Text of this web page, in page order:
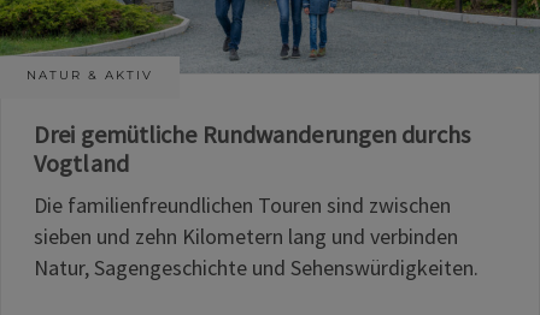
NATUR & AKTIV
Drei gemütliche Rundwanderungen durchs
Vogtland
Die familienfreundlichen Touren sind zwischen
sieben und zehn Kilometern lang und verbinden
Natur, Sagengeschichte und Sehenswürdigkeiten.